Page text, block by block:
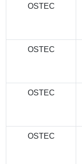
OSTEC
OSTEC
OSTEC
OSTEC